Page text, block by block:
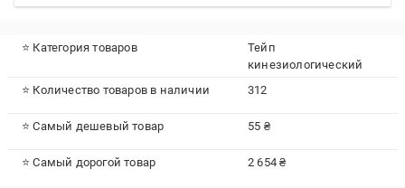
⭐ Категория товаров
Тейп
кинезиологический
⭐ Количество товаров в наличии
312
⭐ Самый дешевый товар 55 ₴
⭐ Самый дорогой товар 2 654 ₴